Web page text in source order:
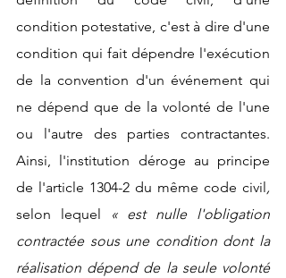
condition potestative, c'est à dire d'une
condition qui fait dépendre l'exécution
de la convention d'un événement qui
ne dépend que de la volonté de l'une
ou l'autre des parties contractantes.
Ainsi, l'institution déroge au principe
de l'article 1304-2 du même code civil
selon lequel
« est nulle l'obligation
contractée sous une condition dont la
réalisation dépend de la seule volonté